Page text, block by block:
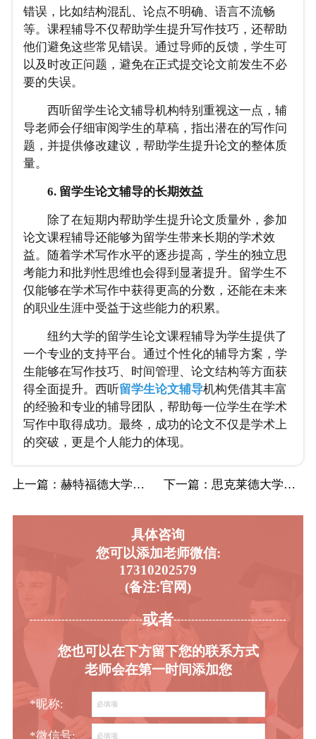
错误，比如结构混乱、论点不明确、语言不流畅
等。课程辅导不仅帮助学生提升写作技巧，还帮助
他们避免这些常见错误。通过导师的反馈，学生可
以及时改正问题，避免在正式提交论文前发生不必
要的失误。
西听留学生论文辅导机构特别重视这一点，辅
导老师会仔细审阅学生的草稿，指出潜在的写作问
题，并提供修改建议，帮助学生提升论文的整体质
量。
6. 留学生论文辅导的长期效益
除了在短期内帮助学生提升论文质量外，参加
论文课程辅导还能够为留学生带来长期的学术效
益。随着学术写作水平的逐步提高，学生的独立思
考能力和批判性思维也会得到显著提升。留学生不
仅能够在学术写作中获得更高的分数，还能在未来
的职业生涯中受益于这些能力的积累。
纽约大学的留学生论文课程辅导为学生提供了
一个专业的支持平台。通过个性化的辅导方案，学
生能够在写作技巧、时间管理、论文结构等方面获
得全面提升。西听留学生论文辅导机构凭借其丰富
的经验和专业的辅导团队，帮助每一位学生在学术
写作中取得成功。最终，成功的论文不仅是学术上
的突破，更是个人能力的体现。
上一篇 ：赫特福德大学留学生申诉是什么?申诉类型都… 下一篇 ：思克莱德大学留学生考试报名时间是什么时候…
具体咨询
您可以添加老师微信:
17310202579
(备注:官网)
或者
您也可以在下方留下您的联系方式
老师会在第一时间添加您
*昵称:
*微信号: